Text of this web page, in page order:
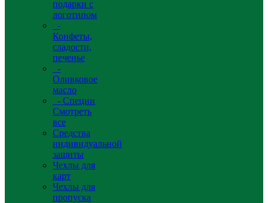
подарки с
логотипом
-
Конфеты,
сладости,
печенье
-
Оливковое
масло
- Специи
Смотреть
все
Средства
индивидуальной
защиты
Чехлы для
карт
Чехлы для
пропуска